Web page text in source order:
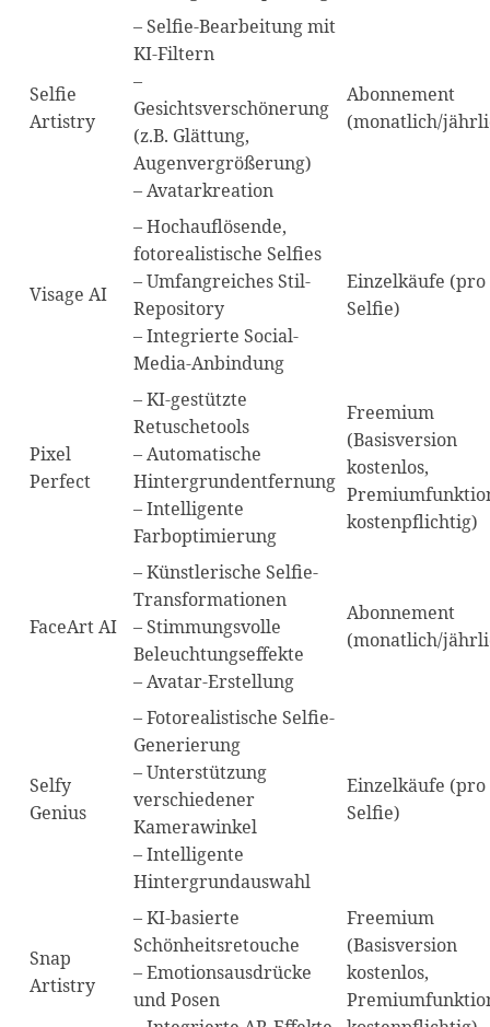
Selfie
Artistry
– Selfie-Bearbeitung mit
KI-Filtern
–
Gesichtsverschönerung
(z.B. Glättung,
Augenvergrößerung)
– Avatarkreation
Abonnement
(monatlich/
Visage AI
– Hochauflösende,
fotorealistische Selfies
– Umfangreiches Stil-
Repository
– Integrierte Social-
Media-Anbindung
Einzelkäufe (pro
Selfie)
Pixel
Perfect
– KI-gestützte
Retuschetools
– Automatische
Hintergrundentfernung
– Intelligente
Farboptimierung
Freemium
(Basisversion
kostenlos,
kostenpflichtig)
FaceArt AI
– Künstlerische Selfie-
Transformationen
– Stimmungsvolle
Beleuchtungseffekte
– Avatar-Erstellung
Abonnement
(monatlich/
Selfy
Genius
– Fotorealistische Selfie-
Generierung
– Unterstützung
verschiedener
Kamerawinkel
– Intelligente
Hintergrundauswahl
Einzelkäufe (pro
Selfie)
Snap
Artistry
– KI-basierte
Schönheitsretouche
– Emotionsausdrücke
und Posen
Freemium
(Basisversion
kostenlos,